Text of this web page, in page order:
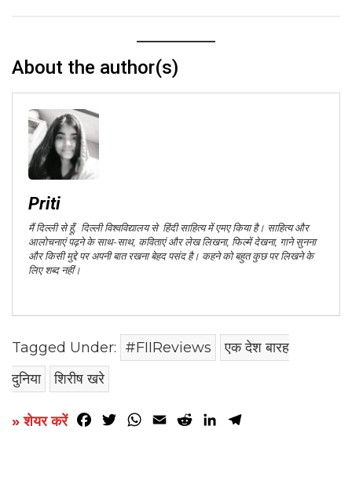
About the author(s)
Priti
मैं दिल्ली से हूँ, दिल्ली विश्वविद्यालय से हिंदी साहित्य में एमए किया है। साहित्य और
आलोचनाएं पढ़ने के साथ-साथ, कविताएं और लेख लिखना, फिल्में देखना, गाने सुनना
और किसी मुद्दे पर अपनी बात रखना बेहद पसंद है। कहने को बहुत कुछ पर लिखने के
लिए शब्द नहीं।
Tagged Under: #FIIReviews
एक देश बारह
दुनिया
शिरीष खरे
» शेयर करें Facebook
TwitterWhatsApp
Email RedditLinkedIn